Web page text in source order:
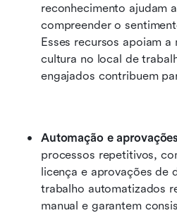
reconhecimento ajudam
compreender o
Esses recursos apoiam
cultura no local de
engajados contribuem
Automação e
processos repetitivos,
licença e aprovações de
trabalho automatizados
manual e garantem